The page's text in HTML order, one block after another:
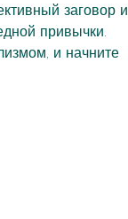
заговор и
привычки.
и начните